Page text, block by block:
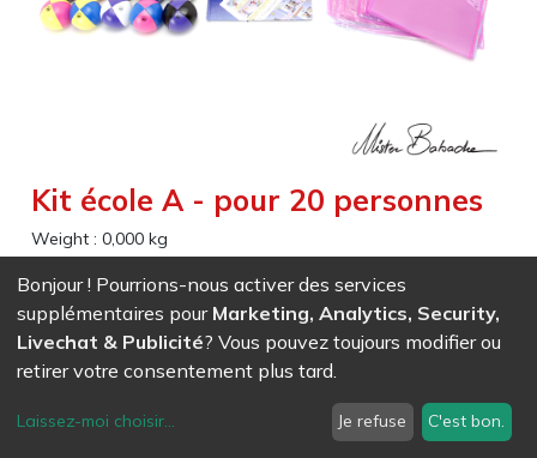
Kit école A - pour 20 personnes
Weight :0,000 kg
Matériel permettant d’effectuer les 156 exercices de la
méthodologie “La découverte et le plaisir de la jonglerie
EAN7611847017125- Ref (1712
Bonjour ! Pourrions-nous activer des services
supplémentaires pour Marketing, Analytics, Security,
Livechat & Publicité? Vous pouvez toujours modifier ou
retirer votre consentement plus tard.
Laissez-moi choisir... Je refuse C'est bon.